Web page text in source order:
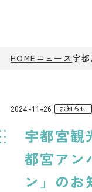
HOMEニュース 宇
宇都宮観
都宮アン
ン」のお
2024-11-26 お知らせ